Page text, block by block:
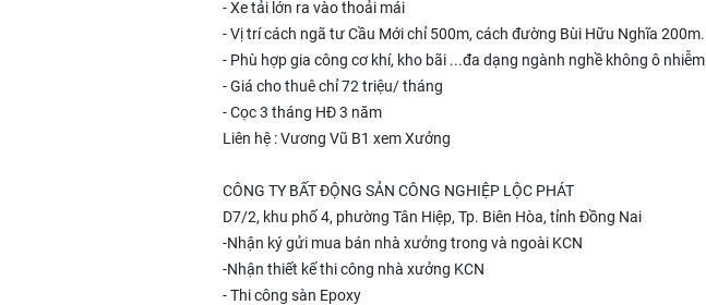
- Xe tải lớn ra vào thoải mái
- Vị trí cách ngã tư Cầu Mới chỉ 500m, cách đường Bùi Hữu Nghĩa 200m.
- Phù hợp gia công cơ khí, kho bãi ...đa dạng ngành nghề không ô nhiễm
- Giá cho thuê chỉ 72 triệu/ tháng
- Cọc 3 tháng HĐ 3 năm
Liên hệ : Vương Vũ B1 xem Xưởng
CÔNG TY BẤT ĐỘNG SẢN CÔNG NGHIỆP LỘC PHÁT
D7/2, khu phố 4, phường Tân Hiệp, Tp. Biên Hòa, tỉnh Đồng Nai
-Nhận ký gửi mua bán nhà xưởng trong và ngoài KCN
-Nhận thiết kế thi công nhà xưởng KCN
- Thi công sàn Epoxy